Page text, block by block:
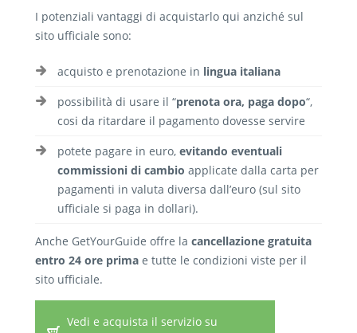
I potenziali vantaggi di acquistarlo qui anziché sul
sito ufficiale sono:
acquisto e prenotazione in lingua italiana
possibilità di usare il “prenota ora, paga dopo“,
cosi da ritardare il pagamento dovesse servire
potete pagare in euro, evitando eventuali
commissioni di cambio applicate dalla carta per
pagamenti in valuta diversa dall’euro (sul sito
ufficiale si paga in dollari).
Anche GetYourGuide offre la cancellazione gratuita
entro 24 ore prima e tutte le condizioni viste per il
sito ufficiale.
Vedi e acquista il servizio su